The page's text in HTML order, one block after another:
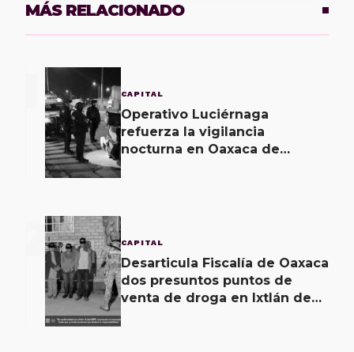
MÁS RELACIONADO
CAPITAL
Operativo Luciérnaga
refuerza la vigilancia
nocturna en Oaxaca de
2 CAPITAL
Desarticula Fiscalía de Oaxaca
dos presuntos puntos de
venta de droga en Ixtlán de